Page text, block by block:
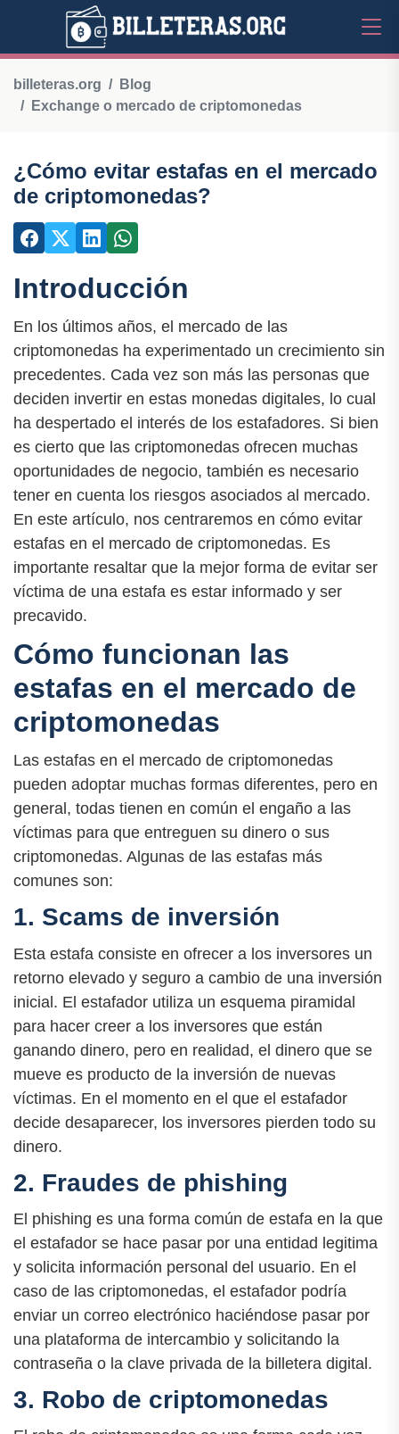
billeteras.org
Blog
Exchange o mercado de criptomonedas
¿Cómo evitar estafas en el mercado
de criptomonedas?
Introducción
En los últimos años, el mercado de las
criptomonedas ha experimentado un crecimiento sin
precedentes. Cada vez son más las personas que
deciden invertir en estas monedas digitales, lo cual
ha despertado el interés de los estafadores. Si bien
es cierto que las criptomonedas ofrecen muchas
oportunidades de negocio, también es necesario
tener en cuenta los riesgos asociados al mercado.
En este artículo, nos centraremos en cómo evitar
estafas en el mercado de criptomonedas. Es
importante resaltar que la mejor forma de evitar ser
víctima de una estafa es estar informado y ser
precavido.
Cómo funcionan las
estafas en el mercado de
criptomonedas
Las estafas en el mercado de criptomonedas
pueden adoptar muchas formas diferentes, pero en
general, todas tienen en común el engaño a las
víctimas para que entreguen su dinero o sus
criptomonedas. Algunas de las estafas más
comunes son:
1. Scams de inversión
Esta estafa consiste en ofrecer a los inversores un
retorno elevado y seguro a cambio de una inversión
inicial. El estafador utiliza un esquema piramidal
para hacer creer a los inversores que están
ganando dinero, pero en realidad, el dinero que se
mueve es producto de la inversión de nuevas
víctimas. En el momento en el que el estafador
decide desaparecer, los inversores pierden todo su
dinero.
2. Fraudes de phishing
El phishing es una forma común de estafa en la que
el estafador se hace pasar por una entidad legitima
y solicita información personal del usuario. En el
caso de las criptomonedas, el estafador podría
enviar un correo electrónico haciéndose pasar por
una plataforma de intercambio y solicitando la
contraseña o la clave privada de la billetera digital.
3. Robo de criptomonedas